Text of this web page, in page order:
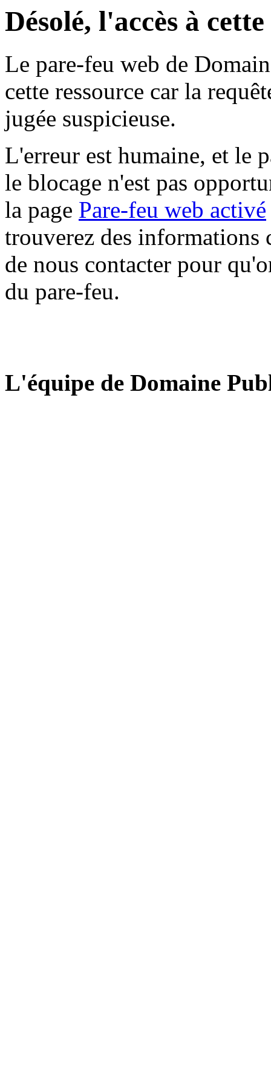
Désolé, l'accès à
Le pare-feu web de
cette ressource car la
jugée suspicieuse.
L'erreur est humaine, et le
le blocage n'est pas
la page Pare-feu web activé
trouverez des informations
de nous contacter pour
du pare-feu.
L'équipe de Domaine